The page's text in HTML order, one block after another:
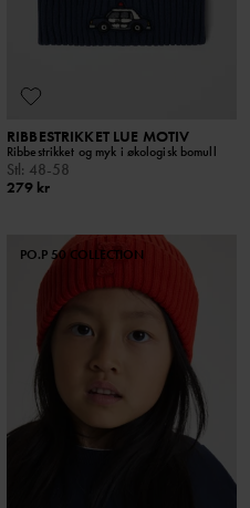
RIBBESTRIKKET LUE MOTIV
Ribbestrikket og myk i økologisk bomull
Stl : 48-58
279 kr
PO.P 50 COLLECTION